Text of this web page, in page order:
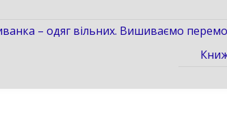
– одяг вільних. Вишиваємо